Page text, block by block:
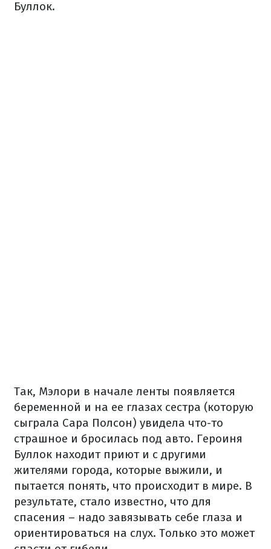
Буллок.
Так, Мэлори в начале ленты появляется
беременной и на ее глазах сестра (которую
сыграла Сара Полсон) увидела что-то
страшное и бросилась под авто. Героиня
Буллок находит приют и с другими
жителями города, которые выжили, и
пытается понять, что происходит в мире. В
результате, стало известно, что для
спасения – надо завязывать себе глаза и
ориентироваться на слух. Только это может